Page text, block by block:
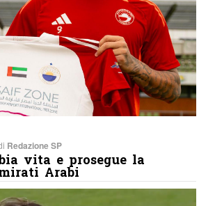
Redazione SP
vita e prosegue la
Arabi